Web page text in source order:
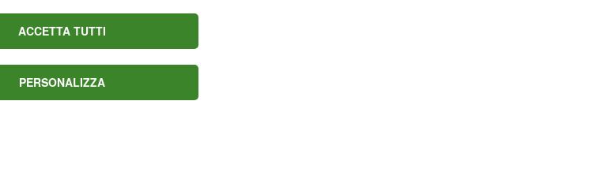
ACCETTA TUTTI
PERSONALIZZA